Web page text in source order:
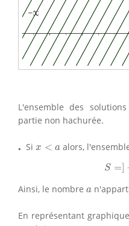
L'ensemble des
partie non hachurée.
⋅⋅ Si x < a
x <a alors,
S =]=
Ainsi, le nombre a
a
En représentant